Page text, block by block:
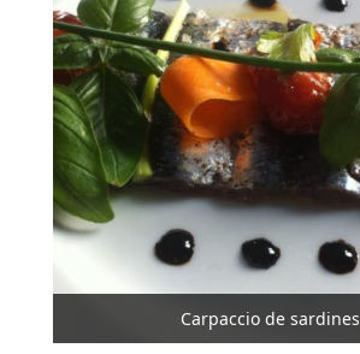
Carpaccio de sardines